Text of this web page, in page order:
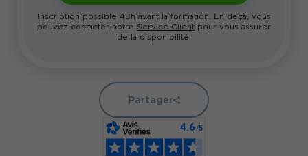
Inscription possible 48h avant la formation. En deçà, vous
pouvez contacter notre Service Client pour vous assurer
de la disponibilité.
Partager